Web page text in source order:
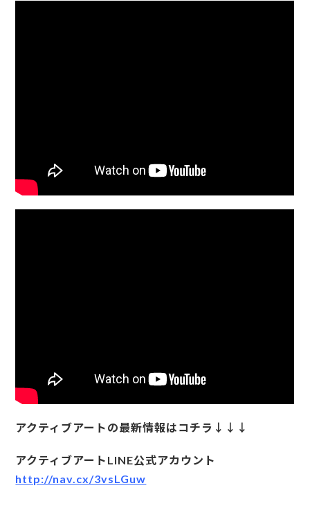
アクティブアートの最新情報はコチラ↓↓↓
アクティブアートLINE公式アカウント
http://nav.cx/3vsLGuw